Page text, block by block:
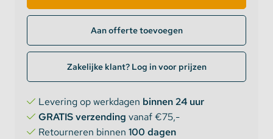
Aan offerte toevoegen
Zakelijke klant? Log in voor prijzen
Levering op werkdagen binnen 24 uur
GRATIS verzending vanaf €75,-
Retourneren binnen 100 dagen